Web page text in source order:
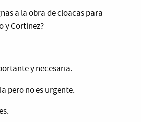
a la obra de cloacas para
y Cortínez?
y necesaria.
pero no es urgente.